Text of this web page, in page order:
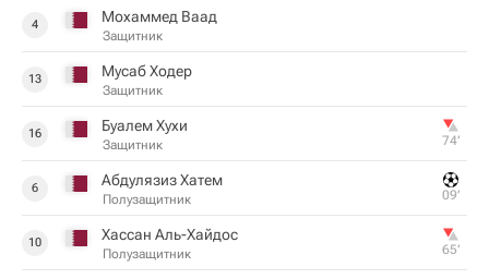
4 Мохаммед Ваад
Защитник
13 Мусаб Ходер
Защитник
16 Буалем Хухи
Защитник 74‎’‎
6 Абдулязиз Хатем
Полузащитник 09‎’‎
10 Хассан Аль-Хайдос
Полузащитник 65‎’‎